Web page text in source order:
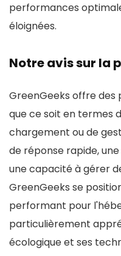
performances
éloignées.
Notre avis sur la
GreenGeeks offre
que ce soit en termes
chargement ou de
de réponse rapide,
une capacité à gérer
GreenGeeks se
performant pour
particulièrement
écologique et ses